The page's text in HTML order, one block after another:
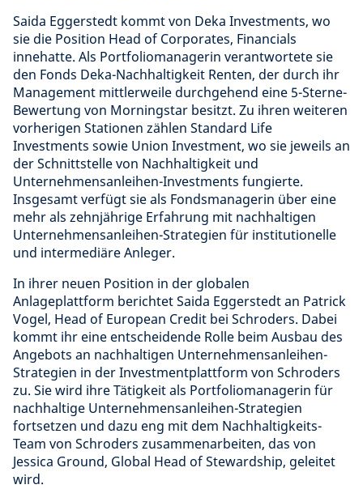
Saida Eggerstedt kommt von Deka Investments, wo
sie die Position Head of Corporates, Financials
innehatte. Als Portfoliomanagerin verantwortete sie
den Fonds Deka-Nachhaltigkeit Renten, der durch ihr
Management mittlerweile durchgehend eine 5-Sterne-
Bewertung von Morningstar besitzt. Zu ihren weiteren
vorherigen Stationen zählen Standard Life
Investments sowie Union Investment, wo sie jeweils an
der Schnittstelle von Nachhaltigkeit und
Unternehmensanleihen-Investments fungierte.
Insgesamt verfügt sie als Fondsmanagerin über eine
mehr als zehnjährige Erfahrung mit nachhaltigen
Unternehmensanleihen-Strategien für institutionelle
und intermediäre Anleger.
In ihrer neuen Position in der globalen
Anlageplattform berichtet Saida Eggerstedt an Patrick
Vogel, Head of European Credit bei Schroders. Dabei
kommt ihr eine entscheidende Rolle beim Ausbau des
Angebots an nachhaltigen Unternehmensanleihen-
Strategien in der Investmentplattform von Schroders
zu. Sie wird ihre Tätigkeit als Portfoliomanagerin für
nachhaltige Unternehmensanleihen-Strategien
fortsetzen und dazu eng mit dem Nachhaltigkeits-
Team von Schroders zusammenarbeiten, das von
Jessica Ground, Global Head of Stewardship, geleitet
wird.